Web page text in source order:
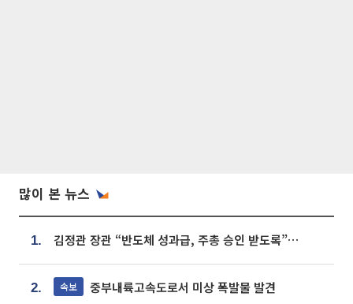
많이 본 뉴스
1. 김정관 장관 “반도체 성과급, 주총 승인 받도록”…상법·자본시장법 개정 시사
2. 속보 중부내륙고속도로서 미상 폭발물 발견